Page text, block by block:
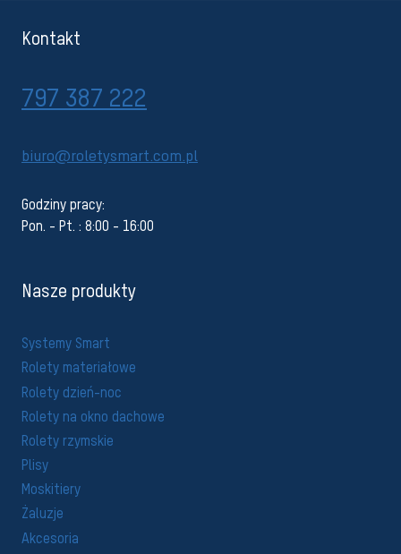
Kontakt
797 387 222
biuro@roletysmart.com.pl
Godziny pracy:
Pon. - Pt. : 8:00 - 16:00
Nasze produkty
Systemy Smart
Rolety materiałowe
Rolety dzień-noc
Rolety na okno dachowe
Rolety rzymskie
Plisy
Moskitiery
Żaluzje
Akcesoria